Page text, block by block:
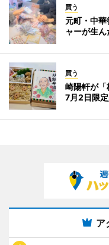
買う
元町・中
ャーが生
買う
崎陽軒が
7月2日限
ア